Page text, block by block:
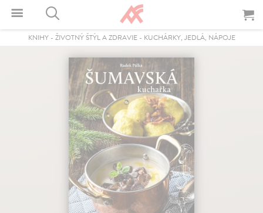
KNIHY- ŽIVOTNÝ ŠTÝL A ZDRAVIE- KUCHÁRKY, JEDLÁ, NÁPOJE